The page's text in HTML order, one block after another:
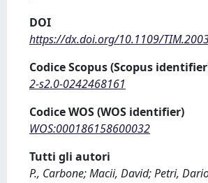
DOI
https://dx.doi.org/10.1109/
Codice Scopus (Scopus
2-s2.0-0242468161
Codice WOS (WOS identifier)
WOS:000186158600032
Tutti gli autori
P., Carbone; Macii, David; Petri,